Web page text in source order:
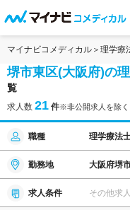
マイナビコメディカル 理学療
堺市東区(大阪府)の
覧
求人数 21 件※非公開求人を除く
職種 理学療法
勤務地 大阪府堺
求人条件 その他求